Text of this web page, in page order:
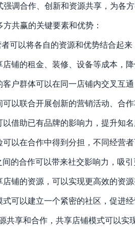
调合作、创新和资源共享，为各
共赢的关键要素和优势：
可以将各自的资源和优势结合起
铺的租金、装修、设备等成本，
户群体可以在同一店铺内交叉互
以联合开展创新的营销活动、合
借助已有品牌的影响力，提升知
以在合作中得到分担，不同经营者
的合作可以带来社交影响力，吸引
铺的资源，可以实现更高效的资源
可以建立一个紧密的社区，促进经
共享和合作，共享店铺模式可以实